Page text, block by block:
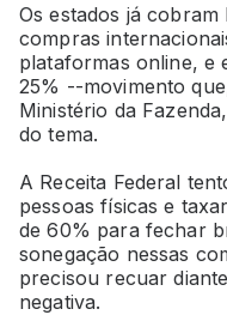
Os estados já
compras
plataformas online, e
25% --movimento
Ministério da
do tema.
A Receita Federal
pessoas físicas e
de 60% para fechar
sonegação nessas
precisou recuar
negativa.